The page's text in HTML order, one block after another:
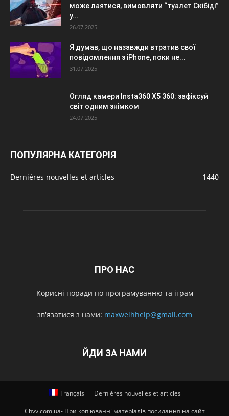
може лаятися, вимовляти “туалет Скібіді”
у...
26.07.2025
Я думав, що назавжди втратив свої
повідомлення з iPhone, поки не...
31.07.2025
Огляд камери Insta360 X5 360: зафіксуй
світ одним знімком
24.07.2025
ПОПУЛЯРНА КАТЕГОРІЯ
Dernières nouvelles et articles 1440
ПРО НАС
Корисні поради по програмуванню та іграм
зв'язатися з нами: maxwelhhelp@gmail.com
ЙДИ ЗА НАМИ
Français Dernières nouvelles et articles
Chvv.com.ua- При копіюванні матеріалів посилання на сайт